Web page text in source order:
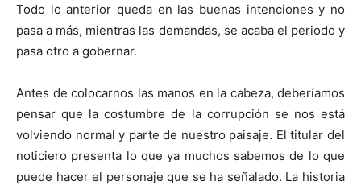
Todo lo anterior queda en las buenas intenciones y no
pasa a más, mientras las demandas, se acaba el periodo y
pasa otro a gobernar.
Antes de colocarnos las manos en la cabeza, deberíamos
pensar que la costumbre de la corrupción se nos está
volviendo normal y parte de nuestro paisaje. El titular del
noticiero presenta lo que ya muchos sabemos de lo que
puede hacer el personaje que se ha señalado. La historia